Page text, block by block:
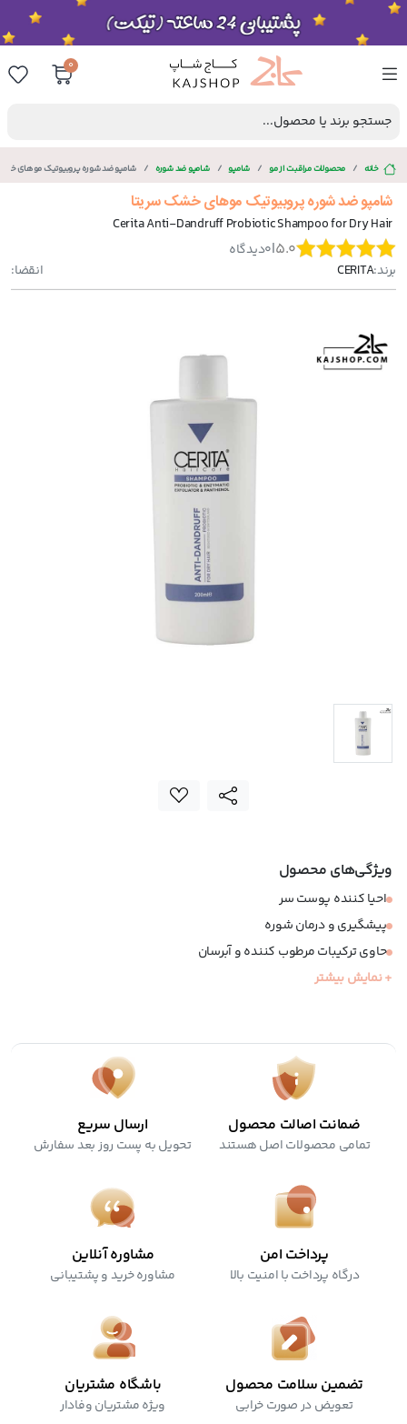
0
جستجو برند یا محصول...
خانه محصولات مراقبت از مو شامپو شامپو ضد شوره شامپو ضد شوره پروبیوتیک موهای
شامپو ضد شوره پروبیوتیک موهای خشک سریتا
Cerita Anti-Dandruff Probiotic Shampoo for Dry Hair
5.0
|
0دیدگاه
برند:CERITA انقضا:
ویژگی‌های محصول
احیا کننده پوست سر
پیشگیری و درمان شوره
حاوی ترکیبات مرطوب کننده و آبرسان
تسکین خارش و التهاب پوست سر
+ نمایش بیشتر
ضمانت اصالت محصول
تمامی محصولات اصل هستند
ارسال سریع
تحویل به پست روز بعد سفارش
پرداخت امن
درگاه پرداخت با امنیت بالا
مشاوره آنلاین
مشاوره خرید و پشتیبانی
تضمین سلامت محصول
تعویض در صورت خرابی
باشگاه مشتریان
ویژه مشتریان وفادار